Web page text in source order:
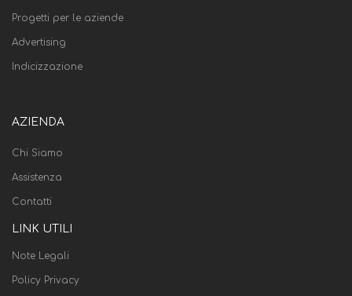
Progetti per le aziende
Advertising
Indicizzazione
AZIENDA
Chi Siamo
Assistenza
Contatti
LINK UTILI
Note Legali
Policy Privacy